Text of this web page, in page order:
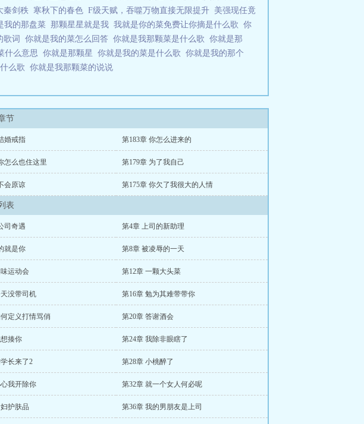
秦剑秩 寒秋下的春色 F级天赋，吞噬万物直接无限提升 美强现任竟
我的那盘菜 那颗星星就是我 我就是你的菜免费让你摘是什么歌 你
歌词 你就是我的菜怎么回答 你就是我那颗菜是什么歌 你就是那
什么意思 你就是那颗星 你就是我的菜是什么歌 你就是我的那个
么歌 你就是我那颗菜的说说
节
婚戒指 第183章 你怎么进来的
怎么也住这里 第179章 为了我自己
会原谅 第175章 你欠了我很大的人情
表
司奇遇 第4章 上司的新助理
就是你 第8章 被凌辱的一天
运动会 第12章 一颗大头菜
没带司机 第16章 勉为其难带带你
定义打情骂俏 第20章 答谢酒会
揍你 第24章 我除非眼瞎了
长来了2 第28章 小桃醉了
我开除你 第32章 就一个女人何必呢
护肤品 第36章 我的男朋友是上司